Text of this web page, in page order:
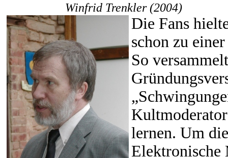
Winfrid Trenkler (2004)
Die Fans
schon zu
So
lernen. Um
Elektronische